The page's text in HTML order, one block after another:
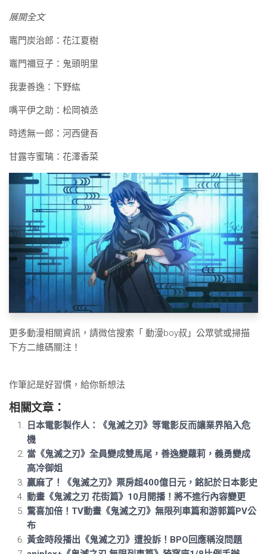
展開全文
竈門炭治郎：花江夏樹
竈門禰豆子：鬼頭明里
我妻善逸：下野紘
嘴平伊之助：松岡禎丞
時透無一郎：河西健吾
甘露寺蜜璃：花澤香菜
更多動漫相關資訊，請微信搜索「 動漫boy叔 」公眾號或掃描
下方二維碼關注！
作筆記是好習慣，給你新想法
相關文章：
日本電影製作人：《鬼滅之刃》等電影反而讓業界陷入危
機
當《鬼滅之刃》全員變成雙馬尾，善逸變蘿莉，義勇變成
高冷御姐
贏麻了！《鬼滅之刃》票房超400億日元，銘記於日本影史
動畫《鬼滅之刃 花街篇》10月開播！將不進行內容變更
驚喜加倍！TV動畫《鬼滅之刃》無限列車篇和游郭篇PV公
布
黃金時段播出《鬼滅之刃》遭投訴！BPO回應稱沒問題